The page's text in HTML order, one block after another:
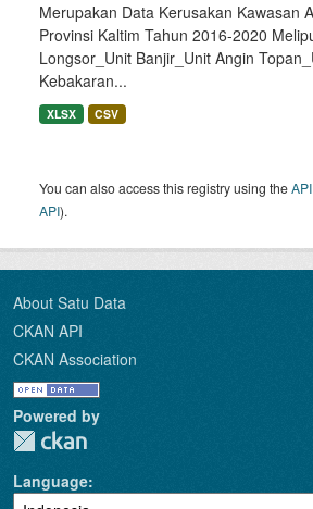
Merupakan Data Kerusakan Kawasan
Provinsi Kaltim Tahun 2016-2020
Longsor_Unit Banjir_Unit Angin
Kebakaran...
XLSX CSV
You can also access this registry using theAPI
API).
About Satu Data
CKAN API
CKAN Association
Powered by
Language